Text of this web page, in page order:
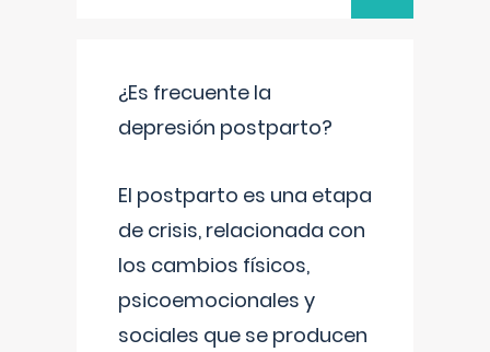
¿Es frecuente la
depresión postparto?
El postparto es una etapa
de crisis, relacionada con
los cambios físicos,
psicoemocionales y
sociales que se producen